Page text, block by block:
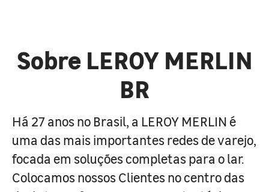
Sobre LEROY MERLIN
BR
Há 27 anos no Brasil, a LEROY MERLIN é
uma das mais importantes redes de varejo,
focada em soluções completas para o lar.
Colocamos nossos Clientes no centro das